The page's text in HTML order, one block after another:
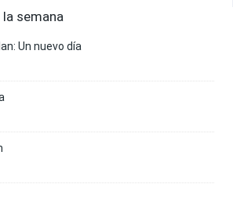
semana
Un nuevo día